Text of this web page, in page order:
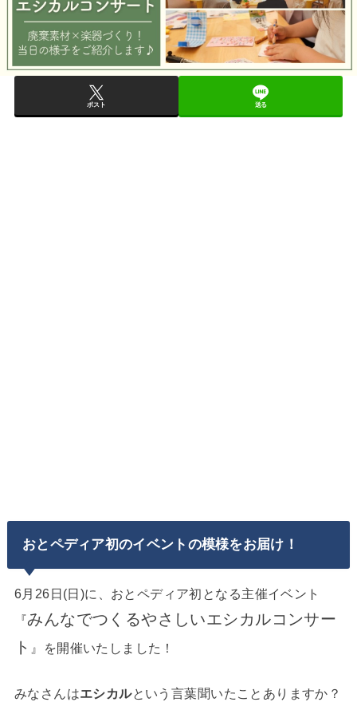
ポスト 送る
おとペディア初のイベントの模様をお届け！
6月26日(日)に、おとペディア初となる主催イベント
『みんなでつくるやさしいエシカルコンサー
ト 』を開催いたしました！
みなさんはエシカルという言葉聞いたことありますか？